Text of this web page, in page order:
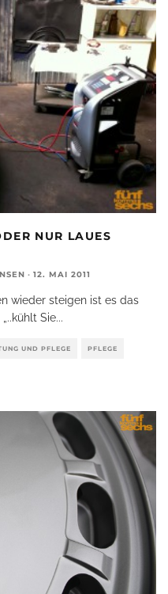
NUR LAUES
· 12. MAI 2011
wieder steigen ist es das
Sie...
UND PFLEGE PFLEGE